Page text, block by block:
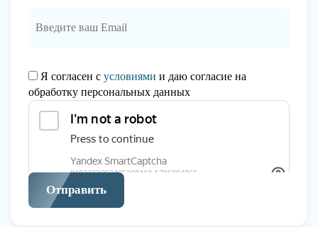
Я согласен с условиями и даю согласие на
обработку персональных данных
Отправить